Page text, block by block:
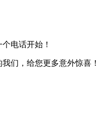
电话开始！
们，给您更多意外惊喜！